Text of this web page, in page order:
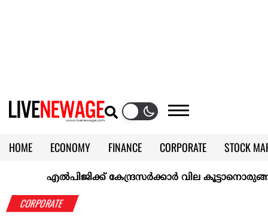
HOME ECONOMY FINANCE CORPORATE
STOCK
CALENDAR
KERALA @70
എല്‍പിജിക്ക് കേന്ദ്രസർക്കാർ വില
CORPORATE